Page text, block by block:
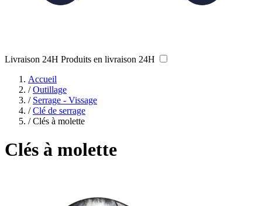
Livraison 24H Produits en livraison 24H
Accueil
/ Outillage
/ Serrage - Vissage
/ Clé de serrage
/ Clés à molette
Clés à molette